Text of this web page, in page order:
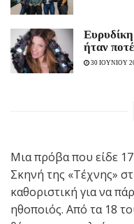
ήταν
30 ΙΟΥΝΙΟΥ
Μια πρόβα που είδε
Σκηνή της «Τέχνης»
καθοριστική για να
ηθοποιός. Από τα 18